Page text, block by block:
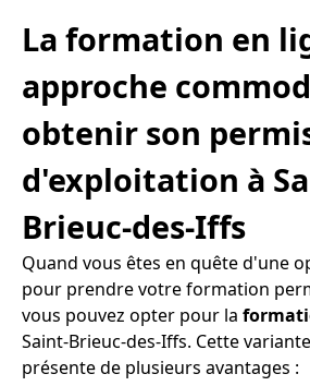
La formation en
approche
obtenir son
d'exploitation à
Brieuc-des-Iffs
Quand vous êtes en quête d'une
pour prendre votre formation
vous pouvez opter pour la
Saint-Brieuc-des-Iffs. Cette
présente de plusieurs avantages :